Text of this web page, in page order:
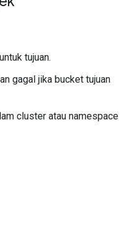
tujuan.
gagal jika bucket tujuan
cluster atau namespace